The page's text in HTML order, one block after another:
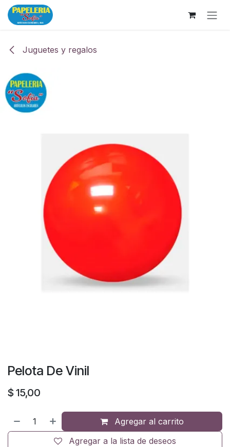
Ir al contenido
Juguetes y regalos
Pelota De Vinil
$ 15,00
Agregar al carrito
Agregar a la lista de deseos